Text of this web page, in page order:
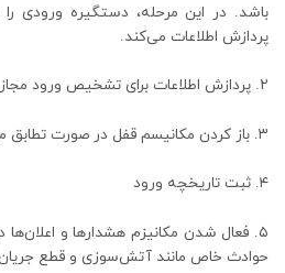
باشد. در این مرحله، دستگیره
پردازش اطلاعات می‌کند.
۲. پردازش اطلاعات برای تشخیص ورود مجاز یا غیرمجاز
۳. باز کردن مکانیسم قفل در صورت تطابق موفق
۴. ثبت تاریخچه ورود
۵. فعال شدن مکانیزم هشدارها و
حوادث خاص مانند آتش‌سوزی و قطع